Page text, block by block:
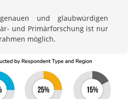
und glaubwürdigen
und Primärforschung ist nur
möglich.